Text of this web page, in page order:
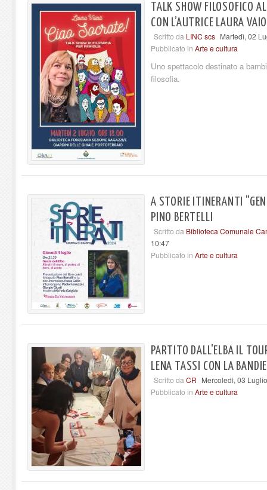
TALK SHOW FILOSOFICO
CON L’AUTRICE LAURA
Scritto da LINC scs Martedì, 02
Pubblicato in Arte e cultura
Uno spettacolo destinato a
filosofia.
A STORIE ITINERANTI
PINO BERTELLI
Scritto da Biblioteca Comunale
10:47
Pubblicato in Arte e cultura
PARTITO DALL'ELBA IL
LENA TASSI CON LA
Scritto da CR Mercoledì, 03
Pubblicato in Arte e cultura